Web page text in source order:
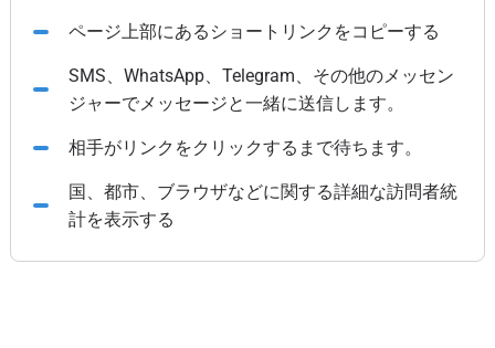
ページ上部にあるショートリンクをコピーする
SMS、WhatsApp、Telegram、その他のメッセン
ジャーでメッセージと一緒に送信します。
相手がリンクをクリックするまで待ちます。
国、都市、ブラウザなどに関する詳細な訪問者統
計を表示する